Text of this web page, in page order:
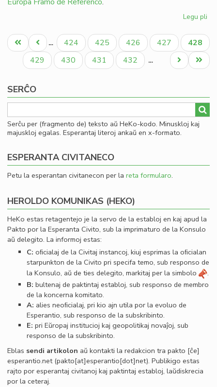
Legu pli
pri
en
Pagination
Unua
paĝo
Antaŭa
paĝo
… Paĝo
424 Paĝo
425 Paĝo
426 Paĝo
427
Aktuala
paĝo
428
Paĝo
429 Paĝo
430 Paĝo
431 Paĝo
432 …
Last
page
Next
page
SERĈO
Serĉu per (fragmento de) teksto aŭ HeKo-kodo. Minuskloj kaj
majuskloj egalas. Esperantaj literoj ankaŭ en x-formato.
ESPERANTA CIVITANECO
Petu la esperantan civitanecon per la reta formularo.
HEROLDO KOMUNIKAS (HEKO)
HeKo estas retagentejo je la servo de la establoj en kaj apud la
Pakto por la Esperanta Civito, sub la imprimaturo de la Konsulo
aŭ delegito. La informoj estas:
C: oﬁcialaj de la Civitaj instancoj, kiuj esprimas la oﬁcialan
starpunkton de la Civito pri specifa temo, sub responso de
la Konsulo, aŭ de ties delegito, markitaj per la simbolo
.
B: bultenaj de paktintaj establoj, sub responso de membro
de la koncerna komitato.
A: alies neoﬁcialaj, pri kio ajn utila por la evoluo de
Esperantio, sub responso de la subskribinto.
E: pri Eŭropaj institucioj kaj geopolitikaj novaĵoj, sub
responso de la subskribinto.
Eblas sendi artikolon aŭ kontakti la redakcion tra pakto [ĉe]
esperantio.net(pakto[at]esperantio[dot]net). Publikigo estas
rajto por esperantaj civitanoj kaj paktintaj establoj, laŭdiskrecia
por la ceteraj.